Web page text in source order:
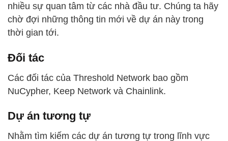
nhiều sự quan tâm từ các nhà đầu tư. Chúng ta hãy
chờ đợi những thông tin mới về dự án này trong
thời gian tới.
Đối tác
Các đối tác của Threshold Network bao gồm
NuCypher, Keep Network và Chainlink.
Dự án tương tự
Nhằm tìm kiếm các dự án tương tự trong lĩnh vực